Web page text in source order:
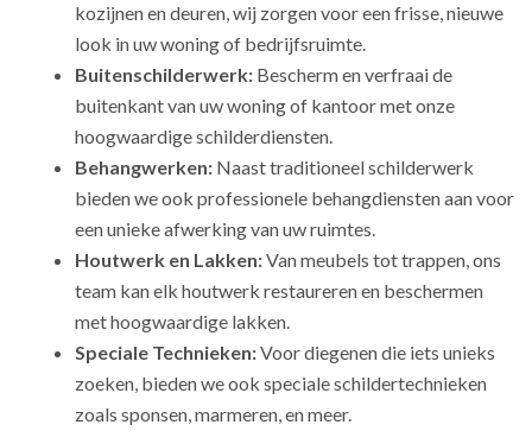
kozijnen en deuren, wij zorgen voor een frisse, nieuwe
look in uw woning of bedrijfsruimte.
Buitenschilderwerk: Bescherm en verfraai de
buitenkant van uw woning of kantoor met onze
hoogwaardige schilderdiensten.
Behangwerken: Naast traditioneel schilderwerk
bieden we ook professionele behangdiensten aan voor
een unieke afwerking van uw ruimtes.
Houtwerk en Lakken:Van meubels tot trappen, ons
team kan elk houtwerk restaureren en beschermen
met hoogwaardige lakken.
Speciale Technieken:Voor diegenen die iets unieks
zoeken, bieden we ook speciale schildertechnieken
zoals sponsen, marmeren, en meer.